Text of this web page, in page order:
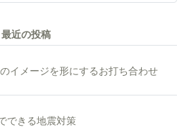
最近の投稿
イメージを形にするお打ち合わせ
できる地震対策